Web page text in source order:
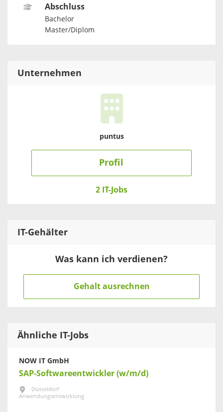
Abschluss
Bachelor
Master/Diplom
Unternehmen
puntus
Profil
2 IT-Jobs
IT-Gehälter
Was kann ich verdienen?
Gehalt ausrechnen
Ähnliche IT-Jobs
NOW IT GmbH
SAP-Softwareentwickler (w/m/d)
Düsseldorf
Anwendungsentwicklung